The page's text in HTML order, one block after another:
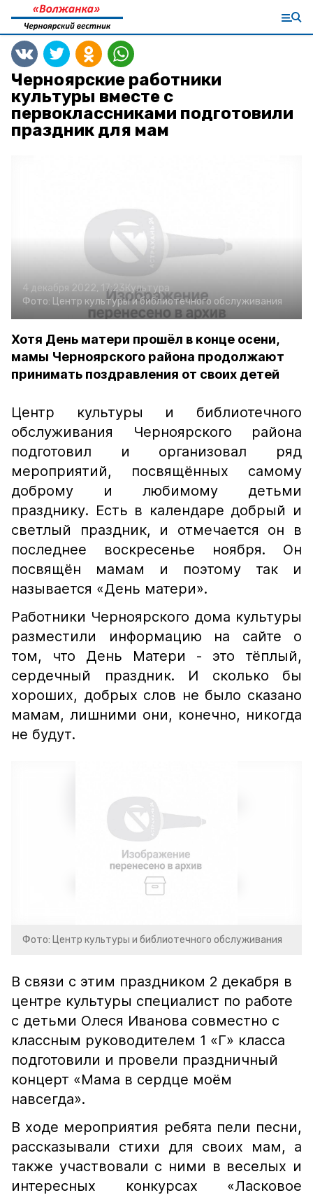
Черноярские работники
культуры вместе с
первоклассниками подготовили
праздник для мам
4 декабря 2022, 17:23Культура
Фото: Центр культуры и библиотечного обслуживания
Хотя День матери прошёл в конце осени,
мамы Черноярского района продолжают
принимать поздравления от своих детей
Центр культуры и библиотечного
обслуживания Черноярского района
подготовил и организовал ряд
мероприятий, посвящённых самому
доброму и любимому детьми
празднику. Есть в календаре добрый и
светлый праздник, и отмечается он в
последнее воскресенье ноября. Он
посвящён мамам и поэтому так и
называется «День матери».
Работники Черноярского дома культуры
разместили информацию на сайте о
том, что День Матери - это тёплый,
сердечный праздник. И сколько бы
хороших, добрых слов не было сказано
мамам, лишними они, конечно, никогда
не будут.
Фото: Центр культуры и библиотечного обслуживания
В связи с этим праздником 2 декабря в
центре культуры специалист по работе
с детьми Олеся Иванова совместно с
классным руководителем 1 «Г» класса
подготовили и провели праздничный
концерт «Мама в сердце моём
навсегда».
В ходе мероприятия ребята пели песни,
рассказывали стихи для своих мам, а
также участвовали с ними в веселых и
интересных конкурсах «Ласковое